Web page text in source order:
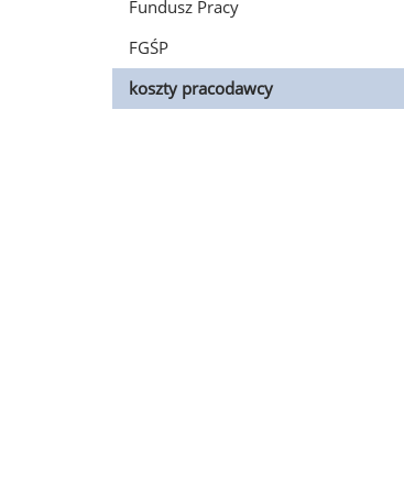
Fundusz Pracy
FGŚP
koszty pracodawcy